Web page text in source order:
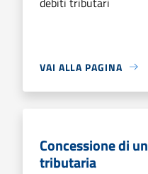
VAI ALLA PAGINA
Concessione di
tributaria